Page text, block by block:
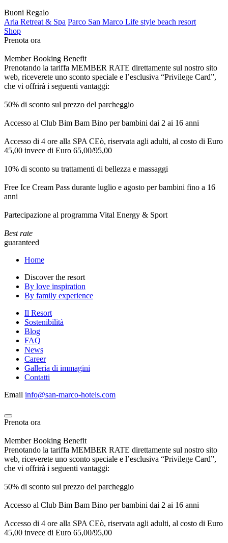
Buoni Regalo
Aria Retreat & Spa Parco San Marco Life style beach resort
Shop
Prenota ora
Member Booking Benefit
Prenotando la tariffa MEMBER RATE direttamente sul nostro sito
web, riceverete uno sconto speciale e l’esclusiva “Privilege Card”,
che vi offrirà i seguenti vantaggi:
50% di sconto sul prezzo del parcheggio
Accesso al Club Bim Bam Bino per bambini dai 2 ai 16 anni
Accesso di 4 ore alla SPA CEò, riservata agli adulti, al costo di Euro
45,00 invece di Euro 65,00/95,00
10% di sconto su trattamenti di bellezza e massaggi
Free Ice Cream Pass durante luglio e agosto per bambini fino a 16
anni
Partecipazione al programma Vital Energy & Sport
Best rate
guaranteed
Home
Discover the resort
By love inspiration
By family experience
Il Resort
Sostenibilità
Blog
FAQ
News
Career
Galleria di immagini
Contatti
Email info@san-marco-hotels.com
Prenota ora
Member Booking Benefit
Prenotando la tariffa MEMBER RATE direttamente sul nostro sito
web, riceverete uno sconto speciale e l’esclusiva “Privilege Card”,
che vi offrirà i seguenti vantaggi:
50% di sconto sul prezzo del parcheggio
Accesso al Club Bim Bam Bino per bambini dai 2 ai 16 anni
Accesso di 4 ore alla SPA CEò, riservata agli adulti, al costo di Euro
45,00 invece di Euro 65,00/95,00